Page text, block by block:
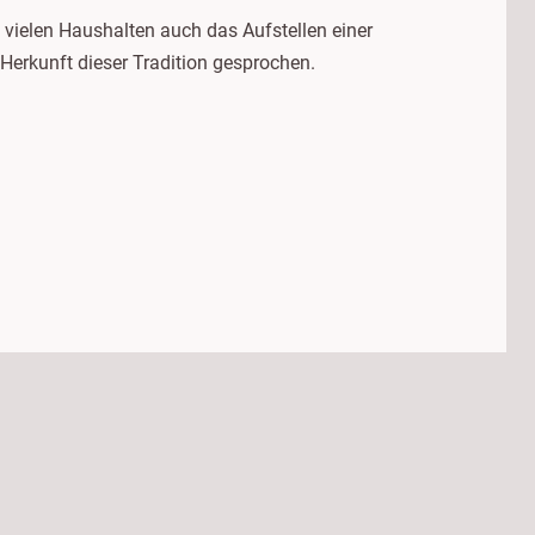
Haushalten auch das Aufstellen einer
dieser Tradition gesprochen.